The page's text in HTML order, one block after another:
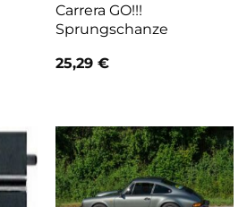
Carrera GO!!!
Sprungschanze
25,29 €